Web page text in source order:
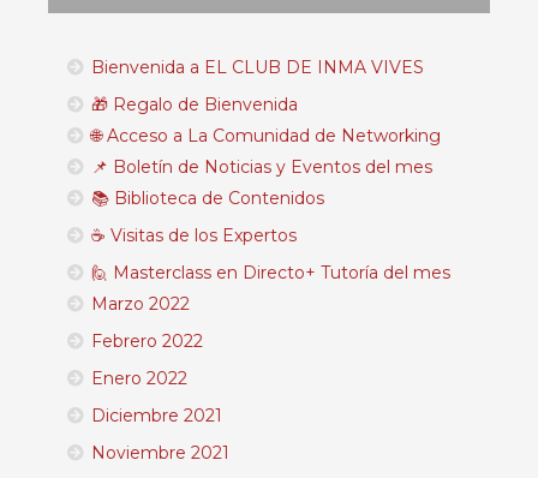
Bienvenida a EL CLUB DE INMA VIVES
🎁 Regalo de Bienvenida
🌐 Acceso a La Comunidad de Networking
📌 Boletín de Noticias y Eventos del mes
📚 Biblioteca de Contenidos
☕ Visitas de los Expertos
🙋 Masterclass en Directo+ Tutoría del mes
Marzo 2022
Febrero 2022
Enero 2022
Diciembre 2021
Noviembre 2021